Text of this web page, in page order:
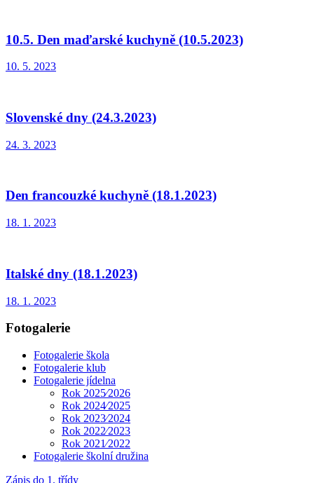
10.5. Den maďarské kuchyně (10.5.2023)
10. 5. 2023
Slovenské dny (24.3.2023)
24. 3. 2023
Den francouzké kuchyně (18.1.2023)
18. 1. 2023
Italské dny (18.1.2023)
18. 1. 2023
Fotogalerie
Fotogalerie škola
Fotogalerie klub
Fotogalerie jídelna
Rok 2025⁄2026
Rok 2024⁄2025
Rok 2023⁄2024
Rok 2022⁄2023
Rok 2021⁄2022
Fotogalerie školní družina
Zápis do 1. třídy